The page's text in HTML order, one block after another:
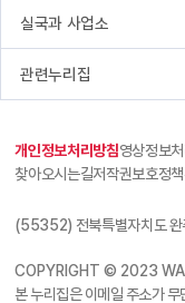
실국과 사업소
관련누리집
개인정보처리방침영상정보
찾아오시는길저작권보호정책
(55352) 전북특별자치도 완
COPYRIGHT © 2023
본 누리집은 이메일 주소가